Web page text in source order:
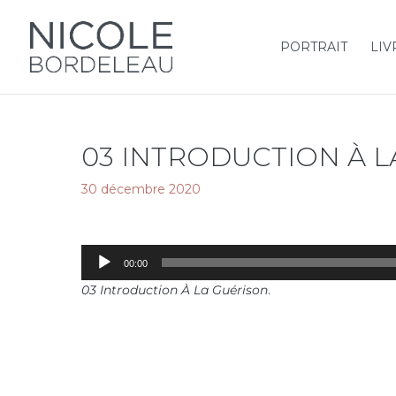
PORTRAIT
03 INTRODUCTION À
30 décembre 2020
Lecteur
audio
00:00
03 Introduction À La Guérison.